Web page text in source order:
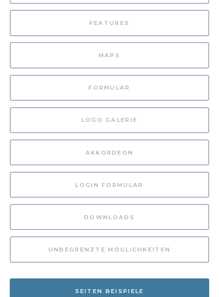
FEATURES
MAPS
FORMULAR
LOGO GALERIE
AKKORDEON
LOGIN FORMULAR
DOWNLOADS
UNBEGRENZTE MÖGLICHKEITEN
SEITEN BEISPIELE